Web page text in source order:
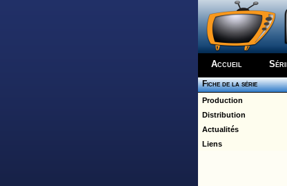
Accueil
Fiche de la série
Production
Distribution
Actualités
Liens